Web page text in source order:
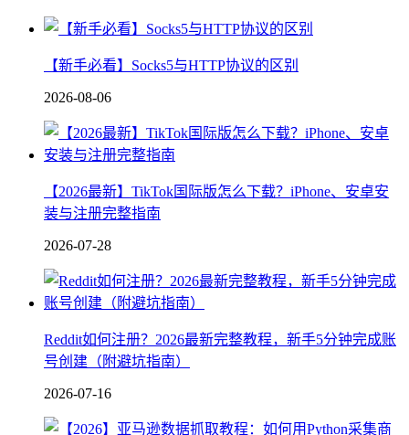
【新手必看】Socks5与HTTP协议的区别
2026-08-06
【2026最新】TikTok国际版怎么下载？iPhone、安卓安
装与注册完整指南
2026-07-28
Reddit如何注册？2026最新完整教程，新手5分钟完成账
号创建（附避坑指南）
2026-07-16